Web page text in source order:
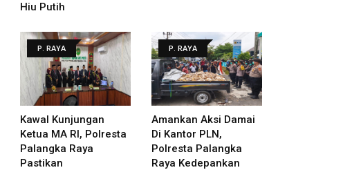
Hiu Putih
P. RAYA
Kawal Kunjungan
Ketua MA RI, Polresta
Palangka Raya
Pastikan
P. RAYA
Amankan Aksi Damai
Di Kantor PLN,
Polresta Palangka
Raya Kedepankan